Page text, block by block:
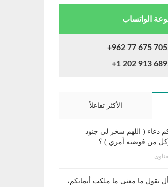
الواتساب
+962 77 675
+1 202 913
الأكثر تفاعلاً
دعاء ( اللهم سخر لي جنود
وكل من فوضته أمري ) ؟
تقول ما معنى ما ملكت أيمانكم،